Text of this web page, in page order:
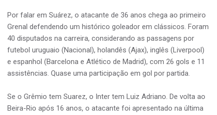
Por falar em Suárez, o atacante de 36 anos chega ao primeiro
Grenal defendendo um histórico goleador em clássicos. Foram
40 disputados na carreira, considerando as passagens por
futebol uruguaio (Nacional), holandês (Ajax), inglês (Liverpool)
e espanhol (Barcelona e Atlético de Madrid), com 26 gols e 11
assistências. Quase uma participação em gol por partida.
Se o Grêmio tem Suarez, o Inter tem Luiz Adriano. De volta ao
Beira-Rio após 16 anos, o atacante foi apresentado na última